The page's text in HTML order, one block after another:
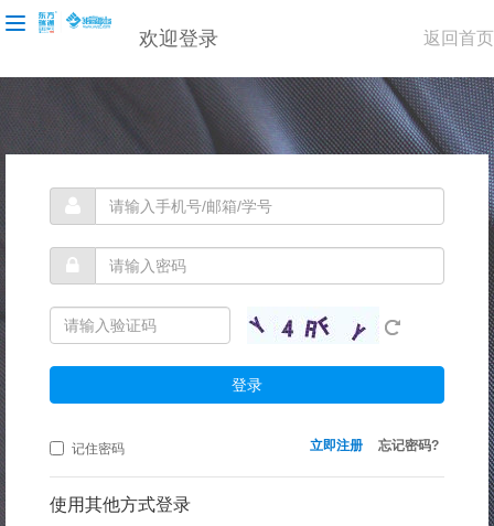
欢迎登录 返回首页
登录
立即注册 忘记密码?
记住密码
使用其他方式登录